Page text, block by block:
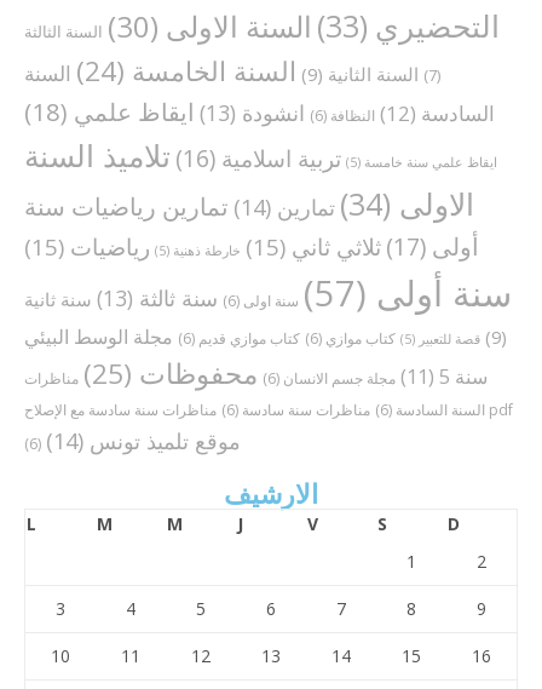
التحضيري (33) السنة الاولى (30)
السنة الثالثة
(7)
السنة الثانية (9) السنة الخامسة (24)
السنة
السادسة (12) النظافة (6) انشودة (13) ايقاظ علمي (18)
ايقاظ علمي سنة خامسة (5) تربية اسلامية (16)
تلاميذ السنة
الاولى (34) تمارين (14)
تمارين رياضيات سنة
أولى (17) ثلاثي ثاني (15) خارطة ذهنية (5) رياضيات (15)
سنة أولى (57) سنة اولى (6) سنة ثالثة (13)
سنة ثانية
(9)
قصة للتعبير (5) كتاب موازي (6) كتاب موازي قديم (6)
مجلة الوسط البيئي
سنة 5
(11) مجلة جسم الانسان (6) محفوظات (25)
مناظرات
السنة السادسة (6) مناظرات سنة سادسة (6)
مناظرات سنة سادسة مع الإصلاح pdf
(6)
موقع تلميذ تونس (14)
الارشيف
L M M J V S
D
1
2
3 4 5 6 7 8 9
10 11 12 13 14 15 16